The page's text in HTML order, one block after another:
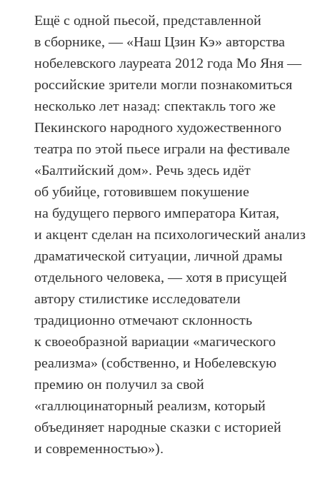
Ещё с одной пьесой, представленной
в сборнике, — «Наш Цзин Кэ» авторства
нобелевского лауреата 2012 года Мо Яня —
российские зрители могли познакомиться
несколько лет назад: спектакль того же
Пекинского народного художественного
театра по этой пьесе играли на фестивале
«Балтийский дом». Речь здесь идёт
об убийце, готовившем покушение
на будущего первого императора Китая,
и акцент сделан на психологический анализ
драматической ситуации, личной драмы
отдельного человека, — хотя в присущей
автору стилистике исследователи
традиционно отмечают склонность
к своеобразной вариации «магического
реализма» (собственно, и Нобелевскую
премию он получил за свой
«галлюцинаторный реализм, который
объединяет народные сказки с историей
и современностью»).